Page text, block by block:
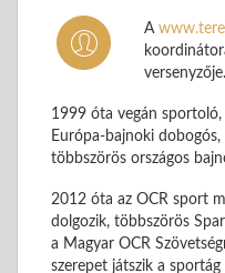
A
versenyzője.
1999 óta vegán
Európa-bajnoki
többszörös országos
2012 óta az OCR sport
dolgozik, többszörös
a Magyar OCR
szerepet játszik a